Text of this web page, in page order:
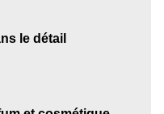
le détail